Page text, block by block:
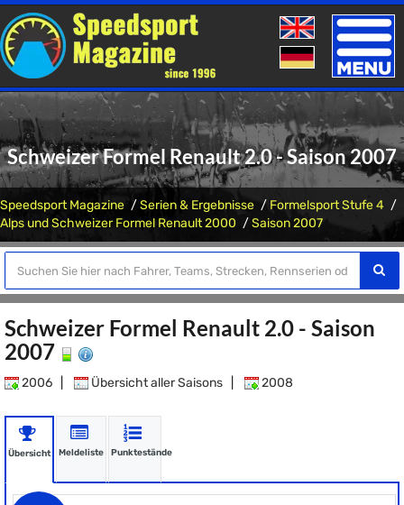
Toggle
Schweizer Formel Renault 2.0 - Saison 2007
Speedsport Magazine Serien & Ergebnisse
Formelsport Stufe 4
Alps und Schweizer Formel Renault 2000
Saison 2007
Schweizer Formel Renault 2.0 - Saison
2007
2006 Übersicht aller Saisons 2008
Übersicht Meldeliste Punktestände